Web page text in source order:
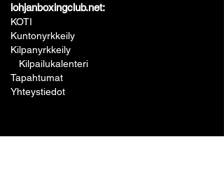
lohjanboxingclub.net:
KOTI
Kuntonyrkkeily
Kilpanyrkkeily
Kilpailukalenteri
Tapahtumat
Yhteystiedot